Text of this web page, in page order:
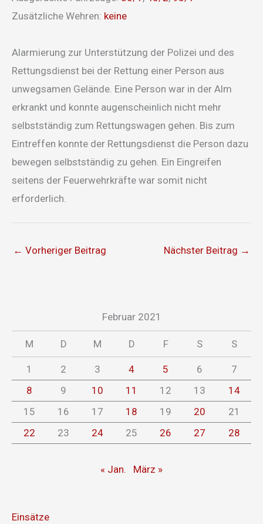
Zusätzliche Wehren: keine
Alarmierung zur Unterstützung der Polizei und des
Rettungsdienst bei der Rettung einer Person aus
unwegsamen Gelände. Eine Person war in der Alm
erkrankt und konnte augenscheinlich nicht mehr
selbstständig zum Rettungswagen gehen. Bis zum
Eintreffen konnte der Rettungsdienst die Person dazu
bewegen selbstständig zu gehen. Ein Eingreifen
seitens der Feuerwehrkräfte war somit nicht
erforderlich.
← Vorheriger Beitrag Nächster Beitrag →
Februar 2021
M D M D F S S
1 2 3 4 5 6
7
8
9 10 11 12 13
14
15
16 17 18 19 20
21
22
23 24 25 26 27 28
« Jan. März »
Einsätze